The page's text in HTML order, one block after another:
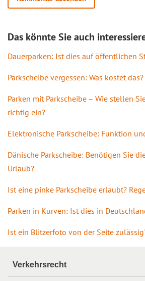
Das könnte Sie auch
Dauerparken: Ist dies auf öffentlichen
Parkscheibe vergessen: Was kostet das?
Parken mit Parkscheibe – Wie stellen
richtig ein?
Elektronische Parkscheibe: Funktion
Dänische Parkscheibe: Benötigen Sie
Urlaub?
Ist eine pinke Parkscheibe erlaubt?
Parken in Kurven: Ist dies in
Ist ein Blitzerfoto von der Seite
Verkehrsrecht